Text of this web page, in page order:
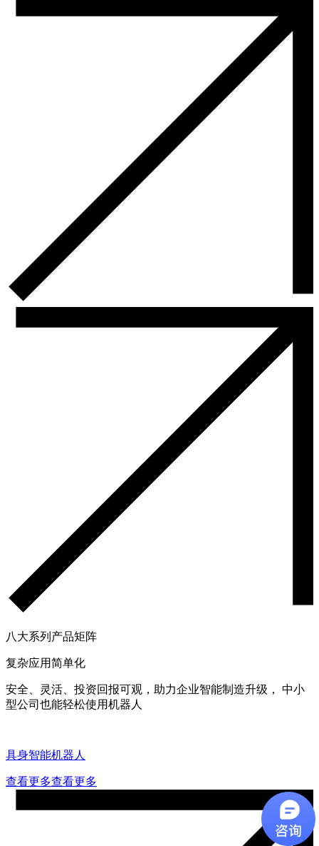
八大系列产品矩阵
复杂应用简单化
安全、灵活、投资回报可观，助力企业智能制造升级， 中小
型公司也能轻松使用机器人
具身智能机器人
查看更多查看更多